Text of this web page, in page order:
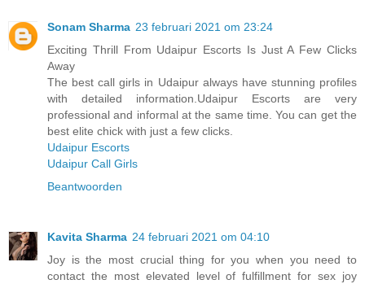
Sonam Sharma 23 februari 2021 om 23:24
Exciting Thrill From Udaipur Escorts Is Just A Few Clicks
Away
The best call girls in Udaipur always have stunning profiles
with detailed information.Udaipur Escorts are very
professional and informal at the same time. You can get the
best elite chick with just a few clicks.
Udaipur Escorts
Udaipur Call Girls
Beantwoorden
Kavita Sharma 24 februari 2021 om 04:10
Joy is the most crucial thing for you when you need to
contact the most elevated level of fulfillment for sex joy